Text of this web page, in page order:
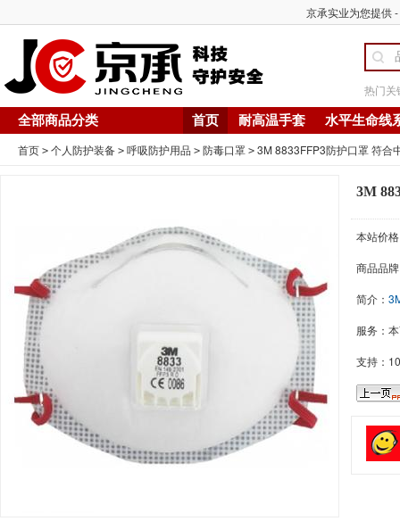
京承实业为您提供
热门关
全部商品分类 首页 耐高温手套 水平生命线
首页 > 个人防护装备 > 呼吸防护用品 > 防毒口罩 > 3M 8833FFP3防护口罩 符合
3M
本站价
商品品
简介：
服务：
支持：